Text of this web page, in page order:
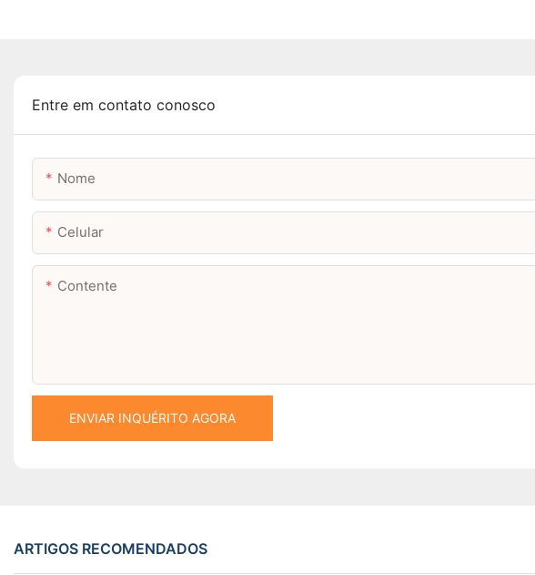
Entre em contato conosco
Nome
Celular
Contente
ENVIAR INQUÉRITO AGORA
ARTIGOS RECOMENDADOS